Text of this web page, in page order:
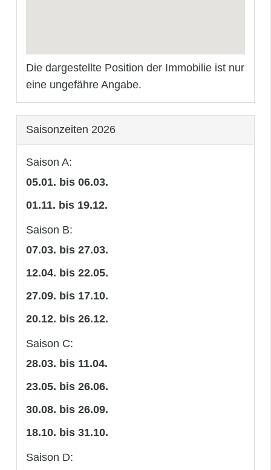
Die dargestellte Position der Immobilie ist nur
eine ungefähre Angabe.
Saisonzeiten 2026
Saison A:
05.01. bis 06.03.
01.11. bis 19.12.
Saison B:
07.03. bis 27.03.
12.04. bis 22.05.
27.09. bis 17.10.
20.12. bis 26.12.
Saison C:
28.03. bis 11.04.
23.05. bis 26.06.
30.08. bis 26.09.
18.10. bis 31.10.
Saison D: